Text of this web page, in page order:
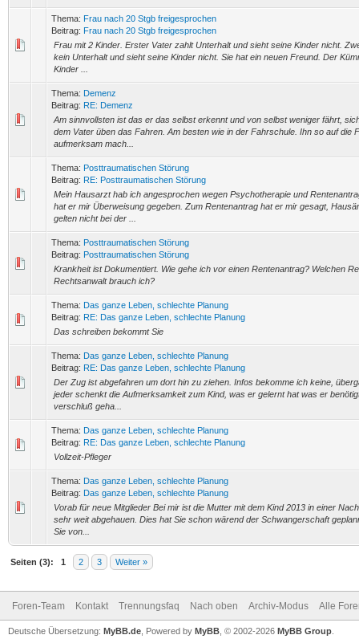
Thema: Frau nach 20 Stgb freigesprochen
Beitrag: Frau nach 20 Stgb freigesprochen
Frau mit 2 Kinder. Erster Vater zahlt Unterhalt und sieht seine Kinder nicht.
kein Unterhalt und sieht seine Kinder nicht. Sie hat ein neuen Freund. Der
Kinder ...
Thema: Demenz
Beitrag: RE: Demenz
Am sinnvollsten ist das er das selbst erkennt und von selbst weniger fährt,
dem Vater üben das Fahren. Am besten wie in der Fahrschule. Ihn so auf die
aufmerksam mach...
Thema: Posttraumatischen Störung
Beitrag: RE: Posttraumatischen Störung
Mein Hausarzt hab ich angesprochen wegen Psychotherapie und
hat er mir Überweisung gegeben. Zum Rentenantrag hat er mir gesagt,
gelten nicht bei der ...
Thema: Posttraumatischen Störung
Beitrag: Posttraumatischen Störung
Krankheit ist Dokumentiert. Wie gehe ich vor einen Rentenantrag? Welchen
Rechtsanwalt brauch ich?
Thema: Das ganze Leben, schlechte Planung
Beitrag: RE: Das ganze Leben, schlechte Planung
Das schreiben bekommt Sie
Thema: Das ganze Leben, schlechte Planung
Beitrag: RE: Das ganze Leben, schlechte Planung
Der Zug ist abgefahren um dort hin zu ziehen. Infos bekomme ich keine,
jeder schenkt die Aufmerksamkeit zum Kind, was er gelernt hat was er
verschluß geha...
Thema: Das ganze Leben, schlechte Planung
Beitrag: RE: Das ganze Leben, schlechte Planung
Vollzeit-Pfleger
Thema: Das ganze Leben, schlechte Planung
Beitrag: Das ganze Leben, schlechte Planung
Vorab für neue Mitglieder Bei mir ist die Mutter mit dem Kind 2013 in einer
sehr weit abgehauen. Dies hat Sie schon wärend der Schwangerschaft
Sie von...
Seiten (3): 1 2 3 Weiter »
Foren-Team Kontakt Trennungsfaq Nach oben Archiv-Modus Alle
Deutsche Übersetzung: MyBB.de , Powered by MyBB , © 2002-2026 MyBB Group